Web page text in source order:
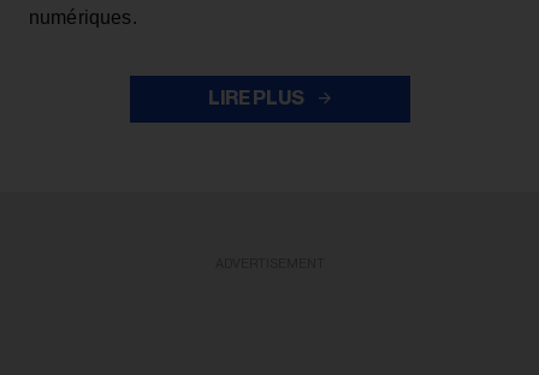
numériques.
LIRE PLUS